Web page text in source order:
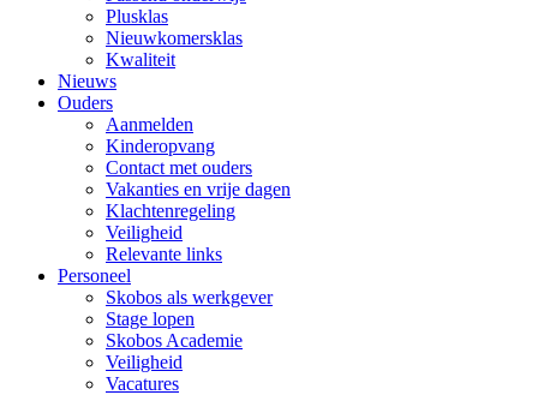
Plusklas
Nieuwkomersklas
Kwaliteit
Nieuws
Ouders
Aanmelden
Kinderopvang
Contact met ouders
Vakanties en vrije dagen
Klachtenregeling
Veiligheid
Relevante links
Personeel
Skobos als werkgever
Stage lopen
Skobos Academie
Veiligheid
Vacatures